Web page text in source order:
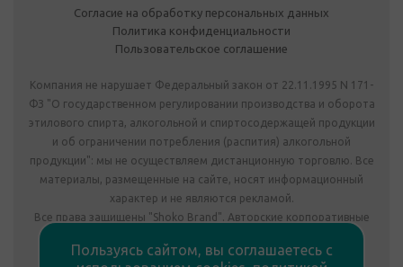
Согласие на обработку персональных данных
Политика конфиденциальности
Пользовательское соглашение
Компания не нарушает Федеральный закон от 22.11.1995 N 171-
ФЗ "О государственном регулировании производства и оборота
этилового спирта, алкогольной и спиртосодержащей продукции
и об ограничении потребления (распития) алкогольной
продукции": мы не осуществляем дистанционную торговлю. Все
материалы, размещенные на сайте, носят информационный
характер и не являются рекламой.
Все права защищены "Shoko Brand". Авторские корпоративные
Комплектация подарка может отличаться от изображения.
Пользуясь сайтом, вы соглашаетесь с